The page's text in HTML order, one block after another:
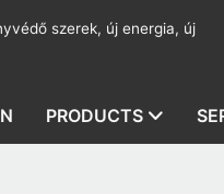
szerek, új energia, új
PRODUCTS